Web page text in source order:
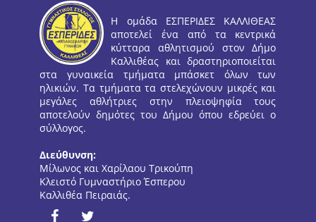
Η ομάδα ΕΣΠΕΡΙΔΕΣ ΚΑΛΛΙΘΕΑΣ
αποτελεί ένα από τα κεντρικά
κύτταρα αθλητισμού στον Δήμο
Καλλιθέας και δραστηριοποιείται
στα γυναικεία τμήματα μπάσκετ όλων των
ηλικιών. Τα τμήματα τα στελεχώνουν μικρές και
μεγάλες αθλήτριες στην πλειοψηφία τους
αποτελούν δημότες του Δήμου όπου εδρεύει ο
σύλλογος.
Διεύθυνση:
Μίλωνος και Χαρίλαου Τρικούπη
Κλειστό Γυμναστήριο Έσπερου
Καλλιθέα Πειραιάς.